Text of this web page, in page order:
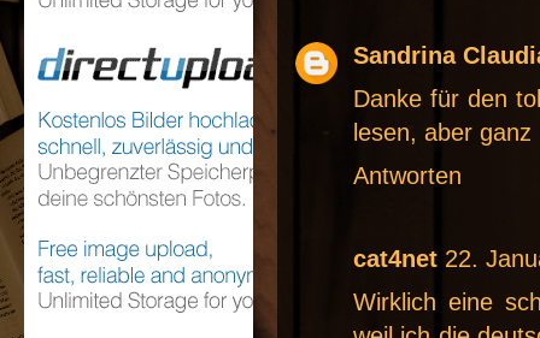
Sandrina
Danke für den
lesen, aber
Antworten
cat4net 22.
Wirklich eine